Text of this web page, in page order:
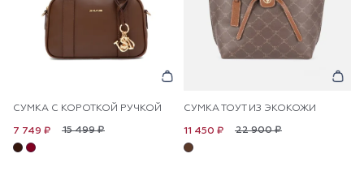
СУМКА С КОРОТКОЙ РУЧКОЙ
15 499 ₽
7 749 ₽
СУМКА ТОУТ ИЗ ЭКОКОЖИ
22 900 ₽
11 450 ₽